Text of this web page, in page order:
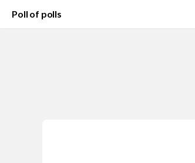
Poll of polls